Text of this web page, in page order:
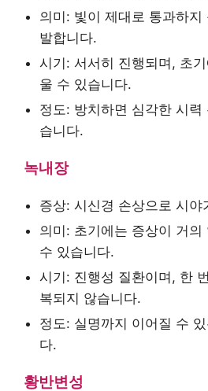
의미: 빛이 제대로 통과하지
발합니다.
시기: 서서히 진행되며, 초
울 수 있습니다.
정도: 방치하면 심각한 시력
습니다.
녹내장
증상: 시신경 손상으로 시야
의미: 초기에는 증상이 거의
수 있습니다.
시기: 진행성 질환이며, 한
복되지 않습니다.
정도: 실명까지 이어질 수
다.
황반변성